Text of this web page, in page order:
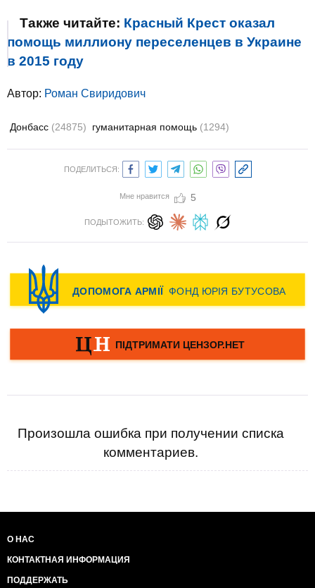
Также читайте: Красный Крест оказал
помощь миллиону переселенцев в Украине
в 2015 году
Автор: Роман Свиридович
Донбасс (24875) гуманитарная помощь (1294)
ПОДЕЛИТЬСЯ:
Мне нравится 5
ПОДЫТОЖИТЬ:
Произошла ошибка при получении списка
комментариев.
О НАС
КОНТАКТНАЯ ИНФОРМАЦИЯ
ПОДДЕРЖАТЬ